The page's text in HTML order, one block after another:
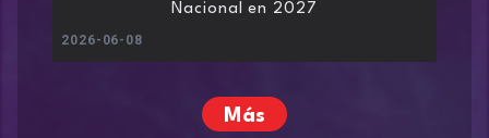
Nacional en 2027
2026-06-08
Más